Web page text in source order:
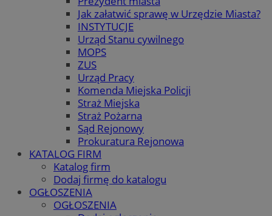
Jak załatwić sprawę w Urzędzie Miasta?
INSTYTUCJE
Urząd Stanu cywilnego
MOPS
ZUS
Urząd Pracy
Komenda Miejska Policji
Straż Miejska
Straż Pożarna
Sąd Rejonowy
Prokuratura Rejonowa
KATALOG FIRM
Katalog firm
Dodaj firmę do katalogu
OGŁOSZENIA
OGŁOSZENIA